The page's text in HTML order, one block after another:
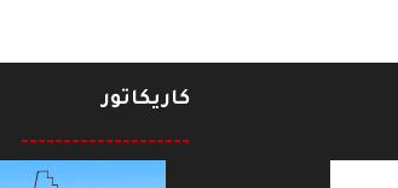
كاريكاتور
--------------------